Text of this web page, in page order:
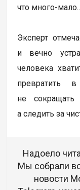
что много-
Эксперт
и вечно
человека
превратить
не сокращать
а следить за
Надоело
Мы собрали
новости